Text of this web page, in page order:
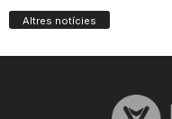
Altres notícies